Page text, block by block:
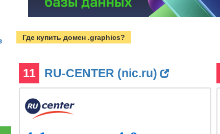
Где купить домен .graphics?
11 RU-CENTER (nic.ru)